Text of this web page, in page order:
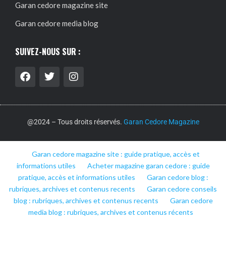
Garan cedore magazine site
Garan cedore media blog
SUIVEZ-NOUS SUR :
@2024 – Tous droits réservés. Garan Cedore Magazine
Garan cedore magazine site : guide pratique, accès et
informations utiles
Acheter magazine garan cedore : guide
pratique, accès et informations utiles
Garan cedore blog :
rubriques, archives et contenus recents
Garan cedore conseils
blog : rubriques, archives et contenus recents
Garan cedore
media blog : rubriques, archives et contenus récents